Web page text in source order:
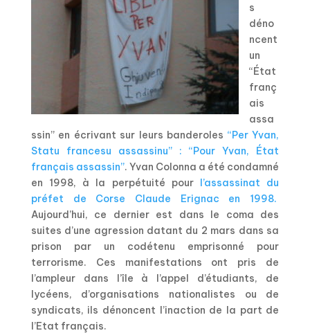
s
déno
ncent
un
“État
franç
ais
assa
ssin” en écrivant sur leurs banderoles “Per Yvan,
Statu francesu assassinu” : “Pour Yvan, État
français assassin”. Yvan Colonna a été condamné
en 1998, à la perpétuité pour l’assassinat du
préfet de Corse Claude Erignac en 1998.
Aujourd’hui, ce dernier est dans le coma des
suites d’une agression datant du 2 mars dans sa
prison par un codétenu emprisonné pour
terrorisme. Ces manifestations ont pris de
l’ampleur dans l’île à l’appel d’étudiants, de
lycéens, d’organisations nationalistes ou de
syndicats, ils dénoncent l’inaction de la part de
l’Etat français.